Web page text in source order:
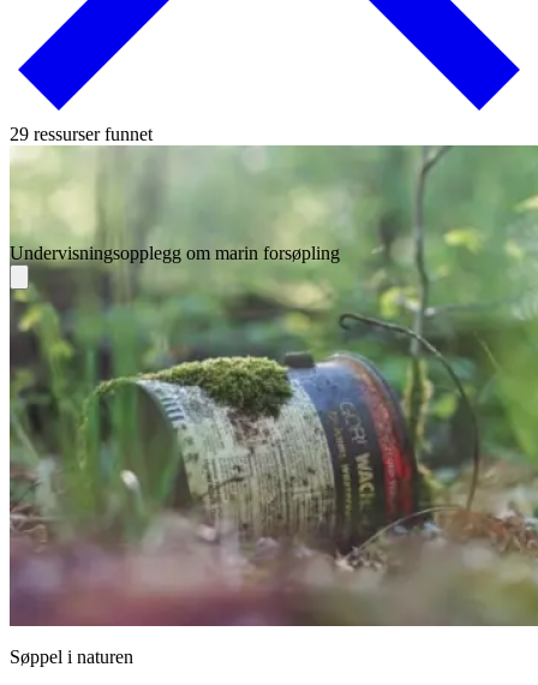
Undervisningsopplegg om marin forsøpling
29 ressurser funnet
Søppel i naturen